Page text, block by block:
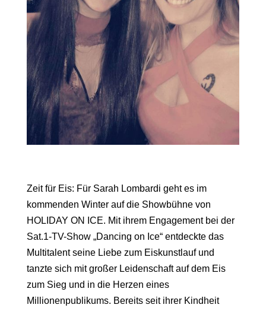
Zeit für Eis: Für Sarah Lombardi geht es im
kommenden Winter auf die Showbühne von
HOLIDAY ON ICE. Mit ihrem Engagement bei der
Sat.1-TV-Show „Dancing on Ice“ entdeckte das
Multitalent seine Liebe zum Eiskunstlauf und
tanzte sich mit großer Leidenschaft auf dem Eis
zum Sieg und in die Herzen eines
Millionenpublikums. Bereits seit ihrer Kindheit